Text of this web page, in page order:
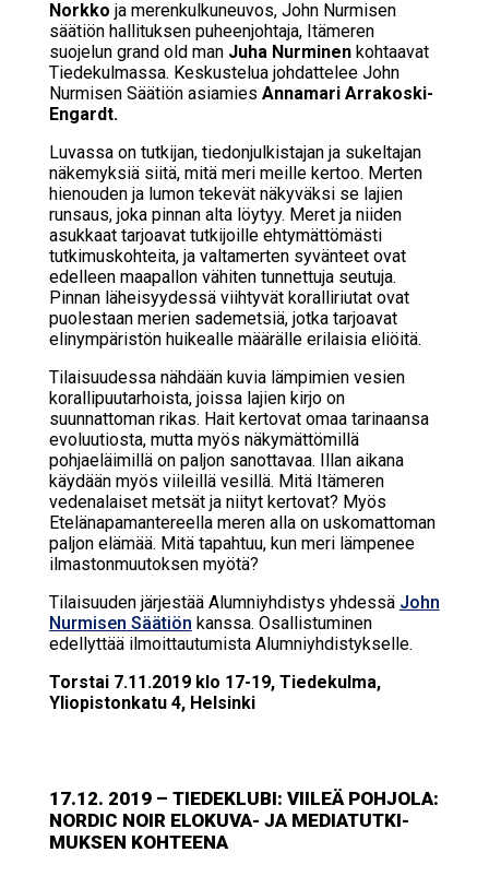
Norkko ja merenkulkuneuvos, John Nurmisen
säätiön hallituksen puheenjohtaja, Itämeren
suojelun grand old man Juha Nurminenkohtaavat
Tiedekulmassa. Keskustelua johdattelee John
Nurmisen Säätiön asiamies Annamari Arrakoski-
Engardt.
Luvassa on tutkijan, tiedonjulkistajan ja sukeltajan
näkemyksiä siitä, mitä meri meille kertoo. Merten
hienouden ja lumon tekevät näkyväksi se lajien
runsaus, joka pinnan alta löytyy. Meret ja niiden
asukkaat tarjoavat tutkijoille ehtymättömästi
tutkimuskohteita, ja valtamerten syvänteet ovat
edelleen maapallon vähiten tunnettuja seutuja.
Pinnan läheisyydessä viihtyvät koralliriutat ovat
puolestaan merien sademetsiä, jotka tarjoavat
elinympäristön huikealle määrälle erilaisia eliöitä.
Tilaisuudessa nähdään kuvia lämpimien vesien
korallipuutarhoista, joissa lajien kirjo on
suunnattoman rikas. Hait kertovat omaa tarinaansa
evoluutiosta, mutta myös näkymättömillä
pohjaeläimillä on paljon sanottavaa. Illan aikana
käydään myös viileillä vesillä. Mitä Itämeren
vedenalaiset metsät ja niityt kertovat? Myös
Etelänapamantereella meren alla on uskomattoman
paljon elämää. Mitä tapahtuu, kun meri lämpenee
ilmastonmuutoksen myötä?
Tilaisuuden järjestää Alumniyhdistys yhdessä John
Nurmisen Säätiön kanssa. Osallistuminen
edellyttää ilmoittautumista Alumniyhdistykselle.
Torstai 7.11.2019 klo 17-19, Tiedekulma,
Yliopistonkatu 4, Helsinki
17.12. 2019 – TIE­DEKLU­BI: VII­LEÄ POH­JO­LA:
NOR­DIC NOIR ELO­KU­VA- JA ME­DIA­TUT­KI­
MUK­SEN KOH­TEE­NA